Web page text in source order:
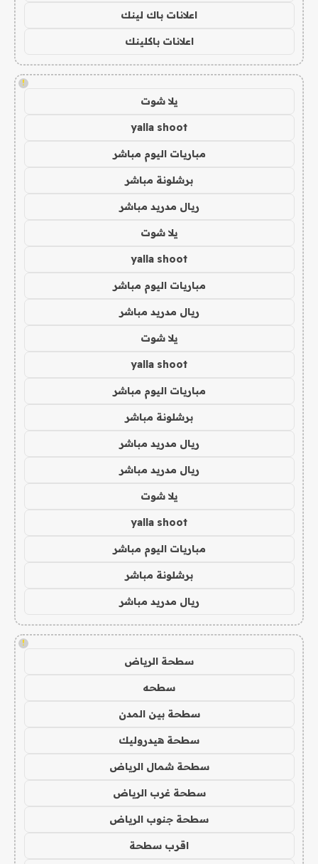
اعلانات باك لينك
اعلانات باكلينك
!
يلا شوت
yalla shoot
مباريات اليوم مباشر
برشلونة مباشر
ريال مدريد مباشر
يلا شوت
yalla shoot
مباريات اليوم مباشر
ريال مدريد مباشر
يلا شوت
yalla shoot
مباريات اليوم مباشر
برشلونة مباشر
ريال مدريد مباشر
ريال مدريد مباشر
يلا شوت
yalla shoot
مباريات اليوم مباشر
برشلونة مباشر
ريال مدريد مباشر
!
سطحة الرياض
سطحه
سطحة بين المدن
سطحة هيدروليك
سطحة شمال الرياض
سطحة غرب الرياض
سطحة جنوب الرياض
اقرب سطحة